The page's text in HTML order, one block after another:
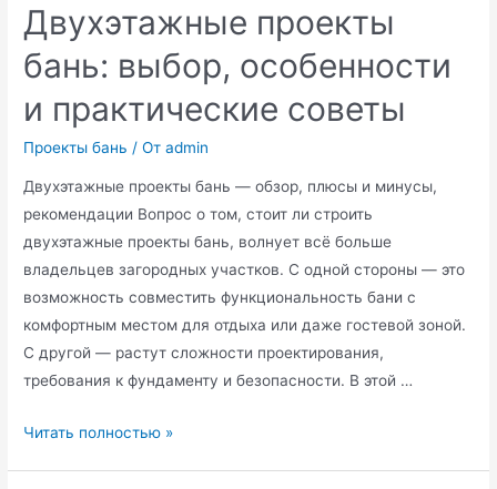
руководство
Двухэтажные проекты
бань: выбор, особенности
и практические советы
Проекты бань / От admin
Двухэтажные проекты бань — обзор, плюсы и минусы,
рекомендации Вопрос о том, стоит ли строить
двухэтажные проекты бань, волнует всё больше
владельцев загородных участков. С одной стороны — это
возможность совместить функциональность бани с
комфортным местом для отдыха или даже гостевой зоной.
С другой — растут сложности проектирования,
требования к фундаменту и безопасности. В этой …
Двухэтажные
Читать полностью »